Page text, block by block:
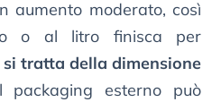
aumento moderato, così
o al litro finisca per
tratta della dimensione
esterno può